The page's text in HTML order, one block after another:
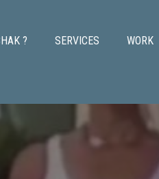
? SERVICES WORK